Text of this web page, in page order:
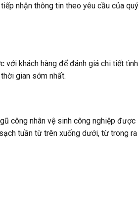
nhận thông tin theo yêu cầu của quý
với khách hàng để đánh giá chi tiết tình
gian sớm nhất.
công nhân vệ sinh công nghiệp được
tuần từ trên xuống dưới, từ trong ra